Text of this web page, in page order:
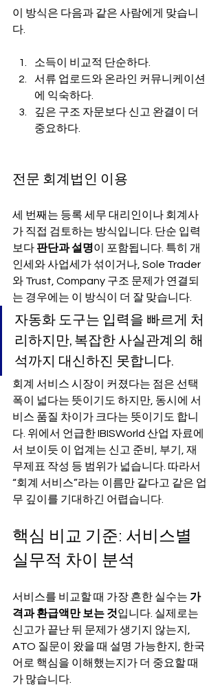
이 방식은 다음과 같은 사람에게 맞습니
다.
소득이 비교적 단순하다.
서류 업로드와 온라인 커뮤니케이션
에 익숙하다.
깊은 구조 자문보다 신고 완결이 더
중요하다.
전문 회계법인 이용
세 번째는 등록 세무 대리인이나 회계사
가 직접 검토하는 방식입니다. 단순 입력
보다 판단과 설명이 포함됩니다. 특히 개
인세와 사업세가 섞이거나, Sole Trader
와 Trust, Company 구조 문제가 연결되
는 경우에는 이 방식이 더 잘 맞습니다.
자동화 도구는 입력을 빠르게 처
리하지만, 복잡한 사실관계의 해
석까지 대신하진 못합니다.
회계 서비스 시장이 커졌다는 점은 선택
폭이 넓다는 뜻이기도 하지만, 동시에 서
비스 품질 차이가 크다는 뜻이기도 합니
다. 위에서 언급한 IBISWorld 산업 자료에
서 보이듯 이 업계는 신고 준비, 부기, 재
무제표 작성 등 범위가 넓습니다. 따라서
“회계 서비스”라는 이름만 같다고 같은 업
무 깊이를 기대하긴 어렵습니다.
핵심 비교 기준: 서비스별
실무적 차이 분석
서비스를 비교할 때 가장 흔한 실수는 가
격과 환급액만 보는 것입니다. 실제로는
신고가 끝난 뒤 문제가 생기지 않는지,
ATO 질문이 왔을 때 설명 가능한지, 한국
어로 핵심을 이해했는지가 더 중요할 때
가 많습니다.